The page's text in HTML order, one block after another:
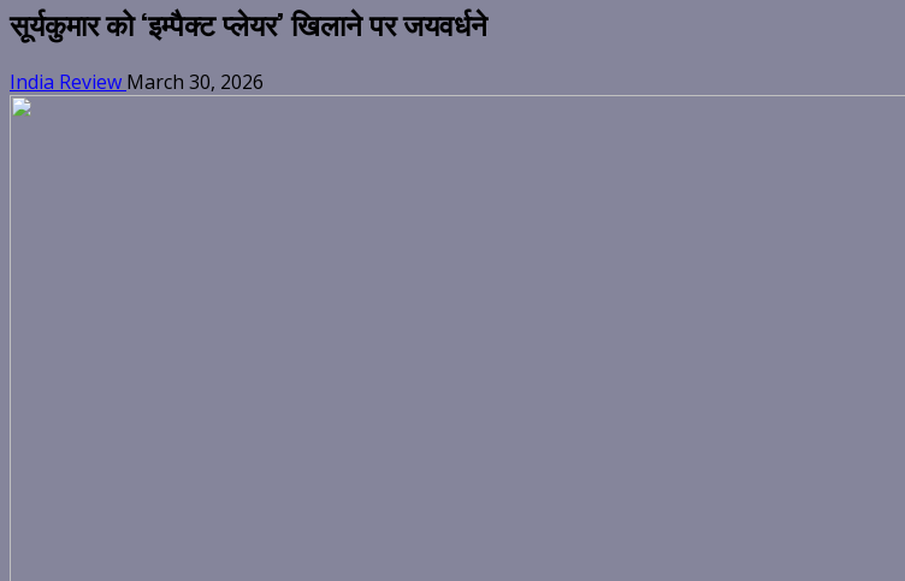
सूर्यकुमार को ‘इम्पैक्ट प्लेयर’ खिलाने पर जयवर्धने
India Review March 30, 2026